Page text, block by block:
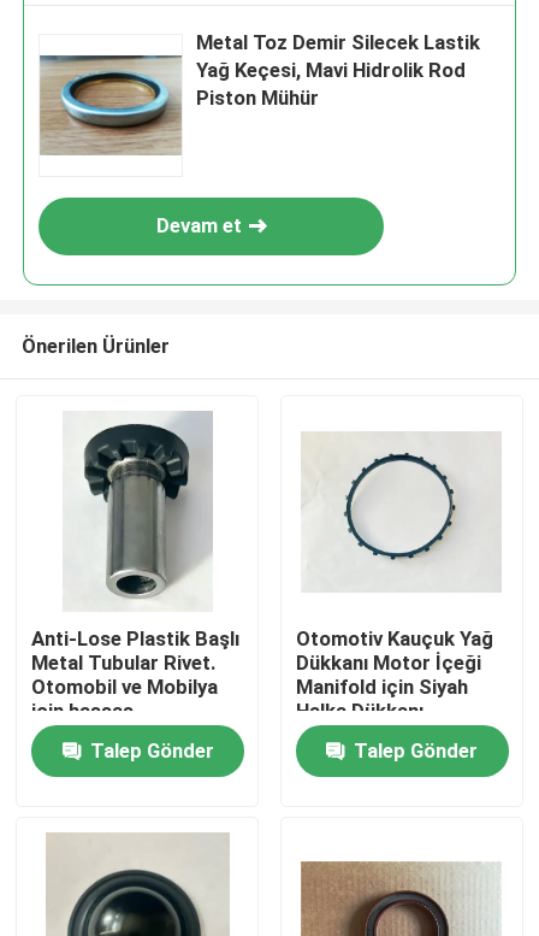
Ürün:% s
Metal Toz Demir Silecek Lastik
Yağ Keçesi, Mavi Hidrolik Rod
Piston Mühür
Devam et
Önerilen Ürünler
Anti-Lose Plastik Başlı
Metal Tubular Rivet.
Otomobil ve Mobilya
için hassas
konumlandırma iğnesi.
Talep Gönder
Otomotiv Kauçuk Yağ
Dükkanı Motor İçeği
Manifold için Siyah
Halka Dükkanı
Talep Gönder